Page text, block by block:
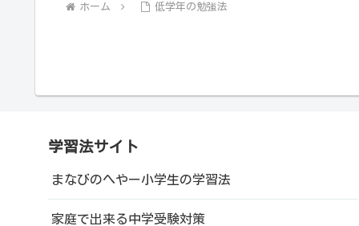
ホーム 低学年の勉強法
学習法サイト
まなびのへやー小学生の学習法
家庭で出来る中学受験対策